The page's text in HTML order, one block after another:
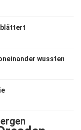
wussten